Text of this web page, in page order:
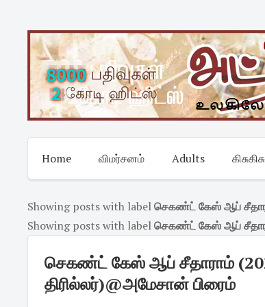
content
Home விமர்சனம் Adults கிசுகிசு
Showing posts with labelசெகண்ட் கேஸ் ஆப்
Showing posts with labelசெகண்ட் கேஸ் ஆப்
செகண்ட் கேஸ் ஆப் சீதாராம்
திரில்லர்)@அமேசான் பிரைம்